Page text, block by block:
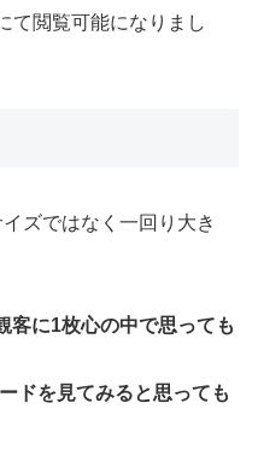
て閲覧可能になりまし
ズではなく一回り大き
客に1枚心の中で思っても
ドを見てみると思っても